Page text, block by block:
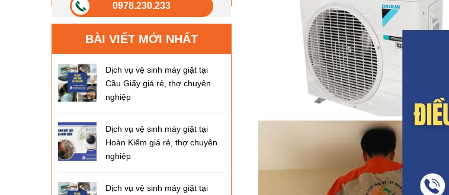
0978.230.233
BÀI VIẾT MỚI NHẤT
Dịch vụ vệ sinh máy giặt tại
Cầu Giấy giá rẻ, thợ chuyên
nghiệp
Dịch vụ vệ sinh máy giặt tại
Hoàn Kiếm giá rẻ, thợ chuyên
nghiệp
Dịch vụ vệ sinh máy giặt tại